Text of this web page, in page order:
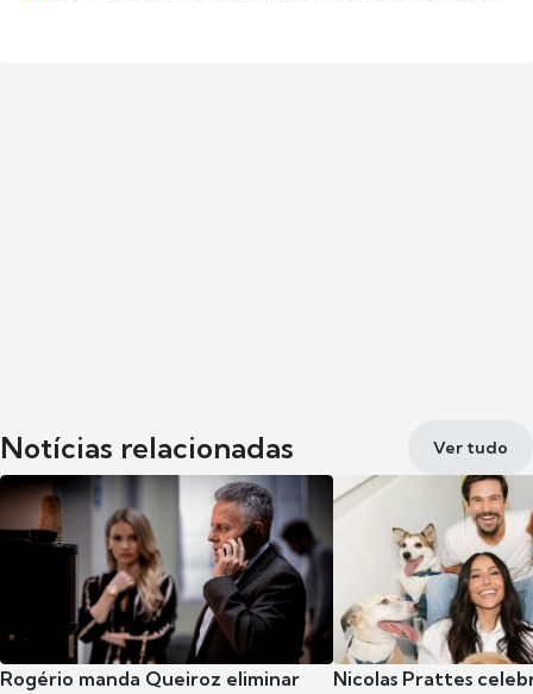
Notícias relacionadas Ver tudo
Rogério manda Queiroz eliminar
Nicolas Prattes